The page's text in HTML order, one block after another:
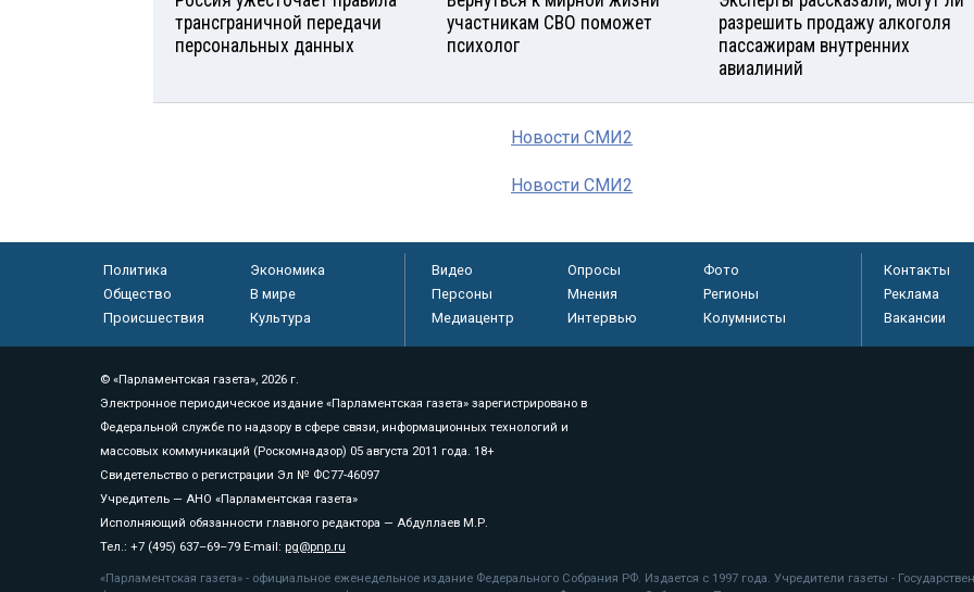
трансграничной передачи
персональных данных
участникам СВО поможет
психолог
разрешить продажу алкоголя
пассажирам внутренних
авиалиний
Новости СМИ2
Новости СМИ2
Политика
Экономика
Общество
В мире
Происшествия
Культура
Видео Опросы
Фото
Персоны
Мнения
Регионы
Медиацентр
Интервью Колумнисты
Контакты
Реклама
Вакансии
© «Парламентская газета», 2026 г.
Электронное периодическое издание «Парламентская газета» зарегистрировано в
Федеральной службе по надзору в сфере связи, информационных технологий и
массовых коммуникаций (Роскомнадзор) 05 августа 2011 года. 18+
Свидетельство о регистрации Эл № ФС77-46097
Учредитель — АНО «Парламентская газета»
Исполняющий обязанности главного редактора — Абдуллаев М.Р.
Тел.: +7 (495) 637–69–79 E-mail: pg@pnp.ru
«Парламентская газета» - официальное еженедельное издание Федерального Собрания РФ. Издается с 1997 года. Учредители газеты -